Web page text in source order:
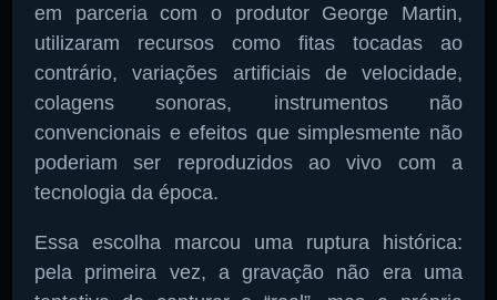
em parceria com o produtor George Martin,
utilizaram recursos como fitas tocadas ao
contrário, variações artificiais de velocidade,
colagens sonoras, instrumentos não
convencionais e efeitos que simplesmente não
poderiam ser reproduzidos ao vivo com a
tecnologia da época.
Essa escolha marcou uma ruptura histórica:
pela primeira vez, a gravação não era uma